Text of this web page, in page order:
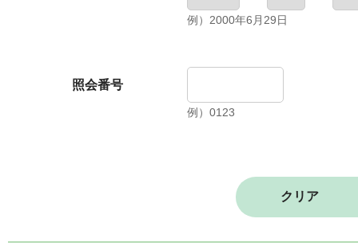
例）2000年6月29日
照会番号
例）0123